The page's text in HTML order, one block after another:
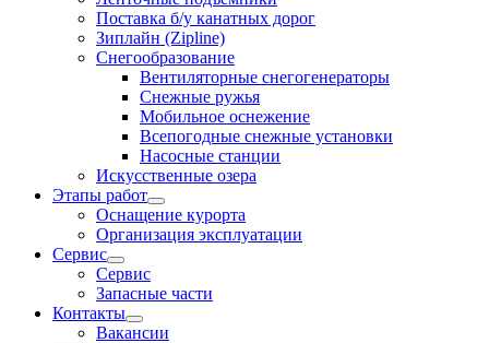
Поставка б/у канатных дорог
Зиплайн (Zipline)
Снегообразование
Вентиляторные снегогенераторы
Снежные ружья
Мобильное оснежение
Всепогодные снежные установки
Насосные станции
Искусственные озера
Этапы работ
Оснащение курорта
Организация эксплуатации
Сервис
Сервис
Запасные части
Контакты
Вакансии